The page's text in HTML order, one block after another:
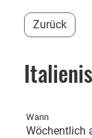
Zurück
Wann
Wöchentlich